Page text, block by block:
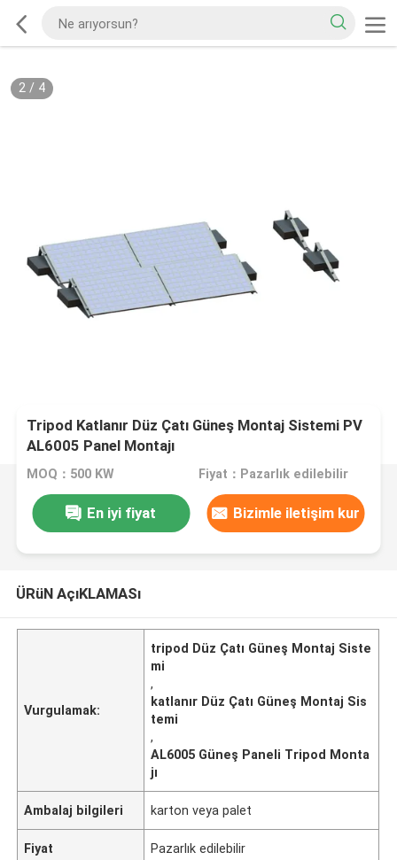
2/ 4
Tripod Katlanır Düz Çatı Güneş Montaj Sistemi PV
AL6005 Panel Montajı
MOQ：500 KW Fiyat：Pazarlık edilebilir
En iyi fiyat Bizimle iletişim kur
ÜRüN AçıKLAMASı
Vurgulamak:
tripod Düz Çatı Güneş Montaj Siste
mi
,
katlanır Düz Çatı Güneş Montaj Sis
temi
,
AL6005 Güneş Paneli Tripod Monta
jı
Ambalaj bilgileri karton veya palet
Fiyat Pazarlık edilebilir